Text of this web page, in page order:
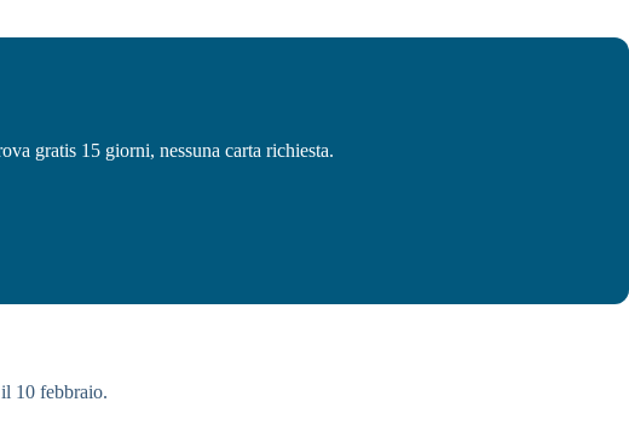
gratis 15 giorni, nessuna carta richiesta.
10 febbraio.